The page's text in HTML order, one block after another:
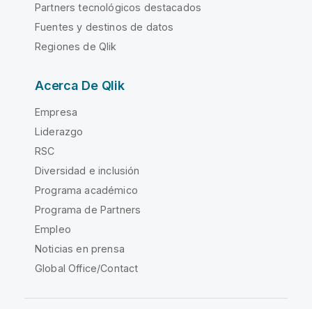
Partners tecnológicos destacados
Fuentes y destinos de datos
Regiones de Qlik
Acerca De Qlik
Empresa
Liderazgo
RSC
Diversidad e inclusión
Programa académico
Programa de Partners
Empleo
Noticias en prensa
Global Office/Contact